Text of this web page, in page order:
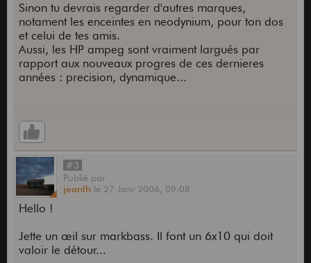
Sinon tu devrais regarder d'autres marques,
notament les enceintes en neodynium, pour ton dos
et celui de tes amis.
Aussi, les HP ampeg sont vraiment largués par
rapport aux nouveaux progres de ces dernieres
années : precision, dynamique...
#3
Publié par
jeanlh le 27 Janv 2006, 09:08
Hello !
Jette un œil sur markbass. Il font un 6x10 qui doit
valoir le détour...